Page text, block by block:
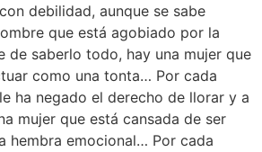
debilidad, aunque se sabe
que está agobiado por la
de saberlo todo, hay una mujer que
como una tonta… Por cada
ha negado el derecho de llorar y a
mujer que está cansada de ser
hembra emocional… Por cada